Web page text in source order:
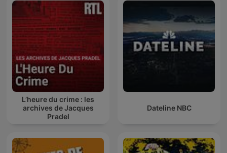
L’heure du crime : les
archives de Jacques
Pradel
Dateline NBC